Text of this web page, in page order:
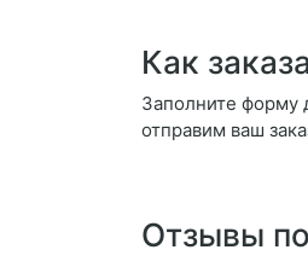
Как
Заполните форму
отправим ваш
Отзывы